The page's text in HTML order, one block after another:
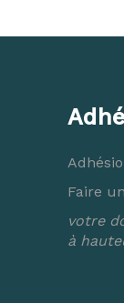
Faire
votre
à